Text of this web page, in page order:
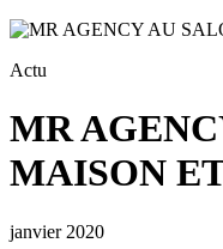
Actu
MR
MAISON
janvier 2020